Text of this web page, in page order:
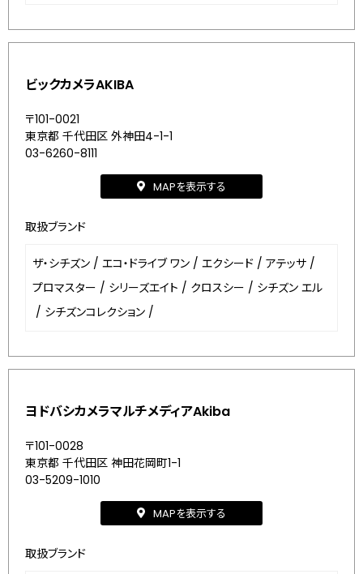
ビックカメラAKIBA
〒101-0021
東京都 千代田区 外神田4-1-1
03-6260-8111
MAPを表示する
取扱ブランド
ザ・シチズン / エコ・ドライブ ワン / エクシード / アテッサ /
プロマスター / シリーズエイト / クロスシー / シチズン エル
/ シチズンコレクション /
ヨドバシカメラマルチメディアAkiba
〒101-0028
東京都 千代田区 神田花岡町1-1
03-5209-1010
MAPを表示する
取扱ブランド